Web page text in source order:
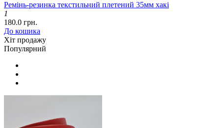
Ремінь-резинка текстильний плетений 35мм хакі
1
180.0 грн.
До кошика
Хіт продажу
Популярний